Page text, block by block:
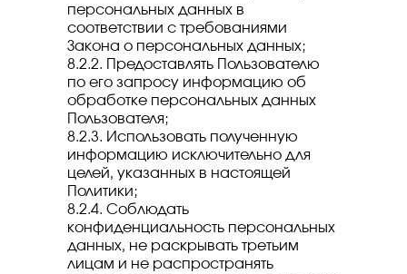
персональных данных в
соответствии с требованиями
Закона о персональных данных;
8.2.2. Предоставлять Пользователю
по его запросу информацию об
обработке персональных данных
Пользователя;
8.2.3. Использовать полученную
информацию исключительно для
целей, указанных в настоящей
Политики;
8.2.4. Соблюдать
конфиденциальность персональных
данных, не раскрывать третьим
лицам и не распространять